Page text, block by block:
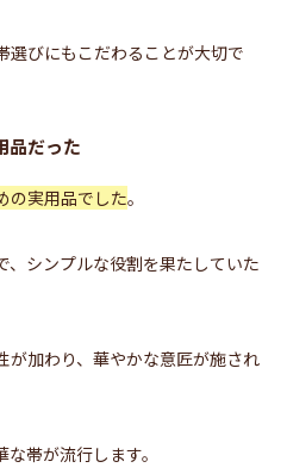
選びにもこだわることが大切で
品だった
の実用品でした。
、シンプルな役割を果たしていた
が加わり、華やかな意匠が施され
帯が流行します。